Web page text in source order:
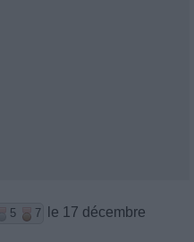
5 7
le 17 décembre